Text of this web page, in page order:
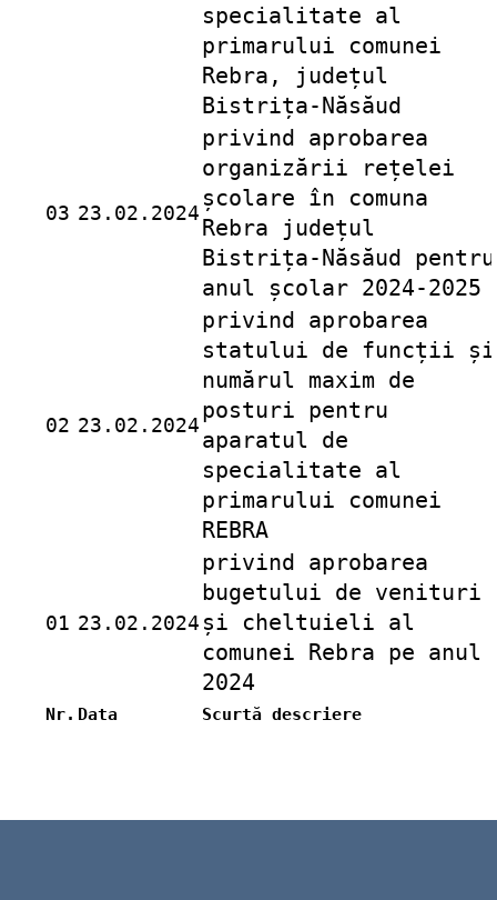
specialitate al
primarului comunei
Rebra, județul
Bistrița-Năsăud
03 23.02.2024
privind aprobarea
organizării rețelei
școlare în comuna
Rebra județul
Bistrița-Năsăud pentru
anul școlar 2024-2025
02 23.02.2024
privind aprobarea
statului de funcții și
numărul maxim de
posturi pentru
aparatul de
specialitate al
primarului comunei
REBRA
01 23.02.2024
privind aprobarea
bugetului de venituri
și cheltuieli al
comunei Rebra pe anul
2024
Nr. Data Scurtă descriere